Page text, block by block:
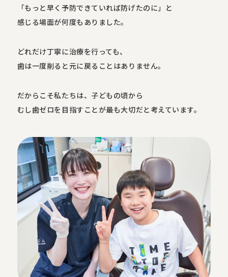
「もっと早く予防できていれば防げたのに」と
感じる場面が何度もありました。
どれだけ丁寧に治療を行っても、
歯は一度削ると元に戻ることはありません。
だからこそ私たちは、子どもの頃から
むし歯ゼロを目指すことが最も大切だと考えています。